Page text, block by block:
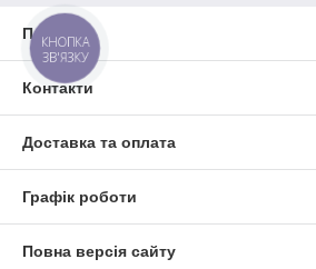
Про нас
Контакти
Доставка та оплата
Графік роботи
Повна версія сайту
КНОПКА
ЗВ'ЯЗКУ